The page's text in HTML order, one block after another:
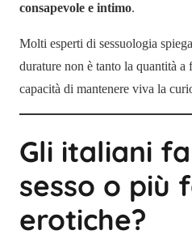
consapevole e intimo.
Molti esperti di sessuologia
durature non è tanto la quantità a
capacità di mantenere viva la
Gli italiani
sesso o più
erotiche?